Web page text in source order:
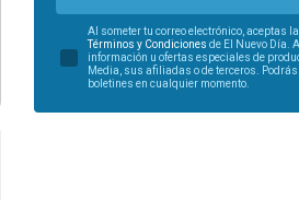
Al someter tu correo electrónico, aceptas la
Términos y Condiciones de El Nuevo Día.
información u ofertas especiales de
Media, sus afiliadas o de terceros.
boletines en cualquier momento.